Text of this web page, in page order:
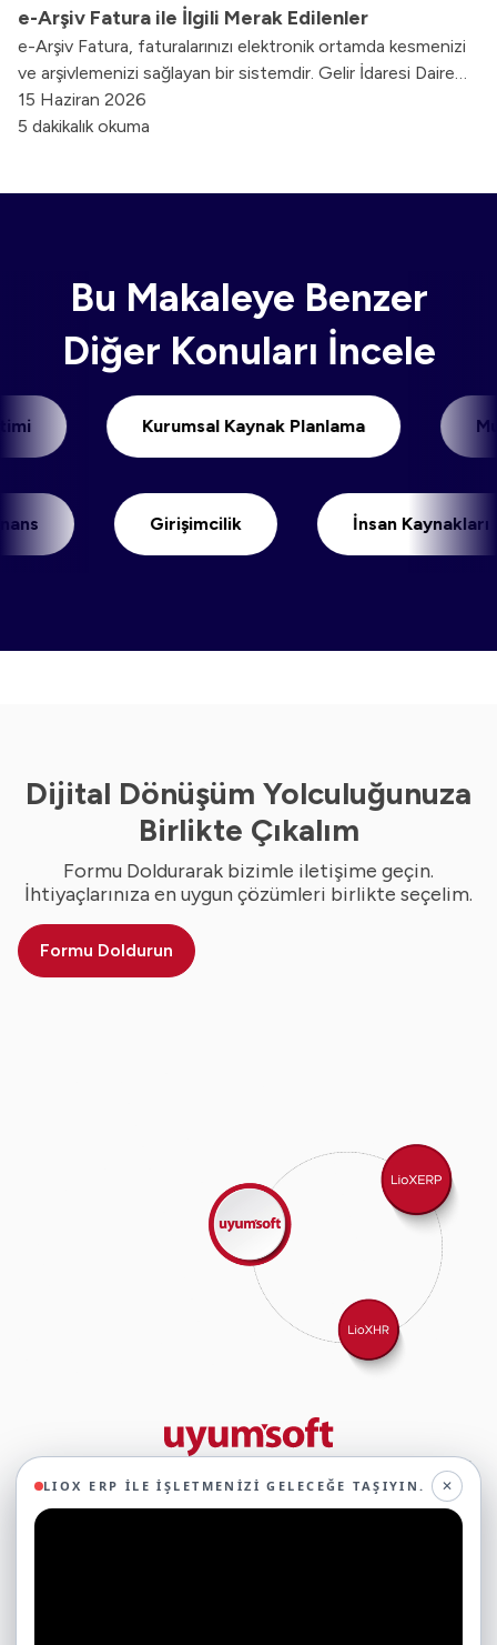
e-Arşiv Fatura ile İlgili Merak Edilenler
e-Arşiv Fatura, faturalarınızı elektronik ortamda kesmenizi
ve arşivlemenizi sağlayan bir sistemdir. Gelir İdaresi Daire
Başkanlığı’nın belirlediği standartlara uygun şekilde
hazırlanan e-Arşiv Fatura’lar, hukuken kâğıt faturayla aynı
15 Haziran 2026
5 dakikalık okuma
Bu Makaleye Benzer
Diğer Konuları İncele
Kurumsal Kaynak Planlama
Girişimcilik İnsan Kaynakları
Dijital Dönüşüm Yolculuğunuza
Birlikte Çıkalım
Formu Doldurarak bizimle iletişime geçin.
İhtiyaçlarınıza en uygun çözümleri birlikte seçelim.
Formu Doldurun
29 yıllık deneyimimizle birlikte, 350'den fazla iş ortağıyla iş birliği
yaparak, 45'ten fazla sektörde faaliyet gösteriyor ve
oluşturduğumuz ekosistemin gücüyle geleceğe sağlam adımlarla
LIOX ERP ILE İŞLETMENIZI GELECEĞE TAŞIYIN. ✕